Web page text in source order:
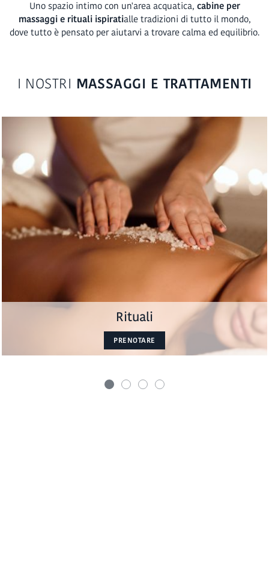
Uno spazio intimo con un'area acquatica, cabine per
massaggi e rituali ispiratialle tradizioni di tutto il mondo,
dove tutto è pensato per aiutarvi a trovare calma ed equilibrio.
I NOSTRI MASSAGGI E TRATTAMENTI
Rituali
PRENOTARE